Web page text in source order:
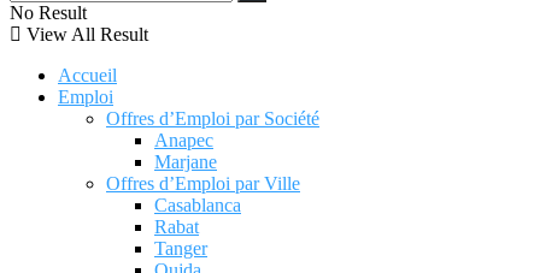
No Result
View All Result
Accueil
Emploi
Offres d’Emploi par Société
Anapec
Marjane
Offres d’Emploi par Ville
Casablanca
Rabat
Tanger